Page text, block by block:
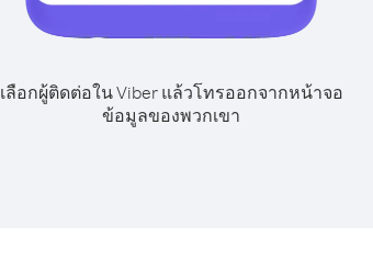
เลือกผู้ติดต่อใน Viber แล้วโทรออกจากหน้าจอ
ข้อมูลของพวกเขา